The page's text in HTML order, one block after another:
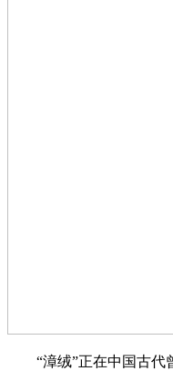
“漳绒”正在中国古代